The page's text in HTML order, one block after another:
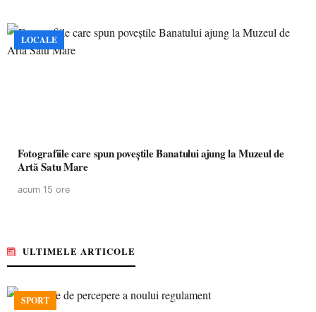
LOCALE
Fotografiile care spun poveștile Banatului ajung la Muzeul de
Artă Satu Mare
acum 15 ore
ULTIMELE ARTICOLE
SPORT